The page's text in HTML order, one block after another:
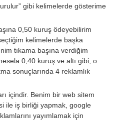
gibi kelimelerde gösterime
0,50 kuruş ödeyebilirim
kelimelerde başka
tıkama başına verdiğim
0,40 kuruş ve altı gibi, o
sonuçlarında 4 reklamlık
içindir. Benim bir web sitem
ile iş birliği yapmak, google
yayımlamak için